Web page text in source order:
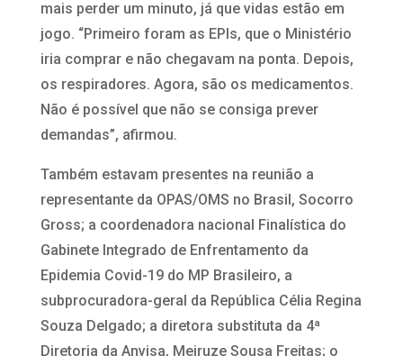
mais perder um minuto, já que vidas estão em
jogo. “Primeiro foram as EPIs, que o Ministério
iria comprar e não chegavam na ponta. Depois,
os respiradores. Agora, são os medicamentos.
Não é possível que não se consiga prever
demandas”, afirmou.
Também estavam presentes na reunião a
representante da OPAS/OMS no Brasil, Socorro
Gross; a coordenadora nacional Finalística do
Gabinete Integrado de Enfrentamento da
Epidemia Covid-19 do MP Brasileiro, a
subprocuradora-geral da República Célia Regina
Souza Delgado; a diretora substituta da 4ª
Diretoria da Anvisa, Meiruze Sousa Freitas; o